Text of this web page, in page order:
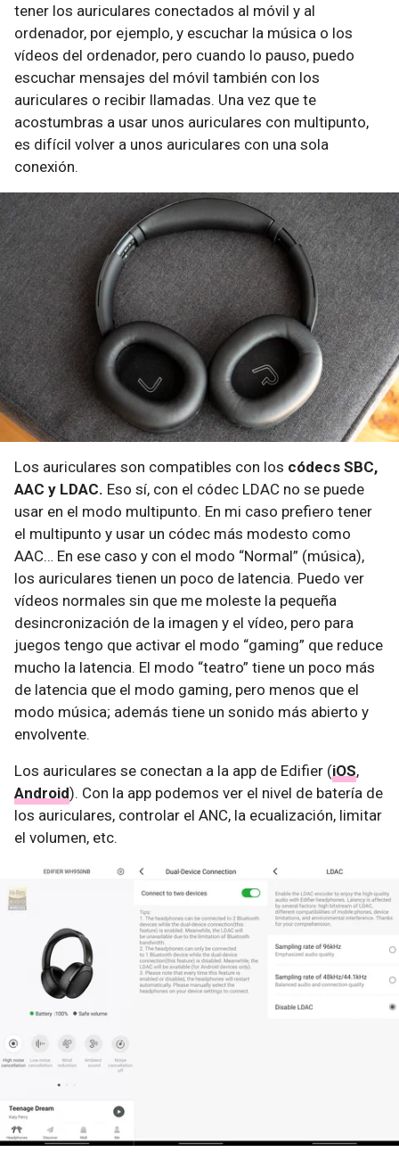
tener los auriculares conectados al móvil y al
ordenador, por ejemplo, y escuchar la música o los
vídeos del ordenador, pero cuando lo pauso, puedo
escuchar mensajes del móvil también con los
auriculares o recibir llamadas. Una vez que te
acostumbras a usar unos auriculares con multipunto,
es difícil volver a unos auriculares con una sola
conexión.
Los auriculares son compatibles con los códecs SBC,
AAC y LDAC. Eso sí, con el códec LDAC no se puede
usar en el modo multipunto. En mi caso prefiero tener
el multipunto y usar un códec más modesto como
AAC… En ese caso y con el modo “Normal” (música),
los auriculares tienen un poco de latencia. Puedo ver
vídeos normales sin que me moleste la pequeña
desincronización de la imagen y el vídeo, pero para
juegos tengo que activar el modo “gaming” que reduce
mucho la latencia. El modo “teatro” tiene un poco más
de latencia que el modo gaming, pero menos que el
modo música; además tiene un sonido más abierto y
envolvente.
Los auriculares se conectan a la app de Edifier (iOS,
Android). Con la app podemos ver el nivel de batería de
los auriculares, controlar el ANC, la ecualización, limitar
el volumen, etc.